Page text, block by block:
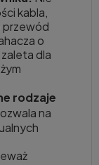
kabla,
przewód
o
dla
rodzaje
na